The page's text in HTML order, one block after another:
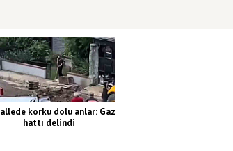
korku dolu anlar: Gaz
hattı delindi